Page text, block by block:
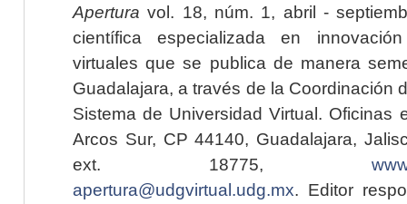
Apertura vol. 18, núm. 1, abril -
científica especializada en
virtuales que se publica de manera
Guadalajara, a través de la Coordinación
Sistema de Universidad Virtual. Oficinas
Arcos Sur, CP 44140, Guadalajara,
ext. 18775,
apertura@udgvirtual.udg.mx. Editor